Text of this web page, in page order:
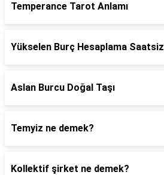
Temperance Tarot Anlamı
Yükselen Burç Hesaplama Saatsiz
Aslan Burcu Doğal Taşı
Temyiz ne demek?
Kollektif şirket ne demek?